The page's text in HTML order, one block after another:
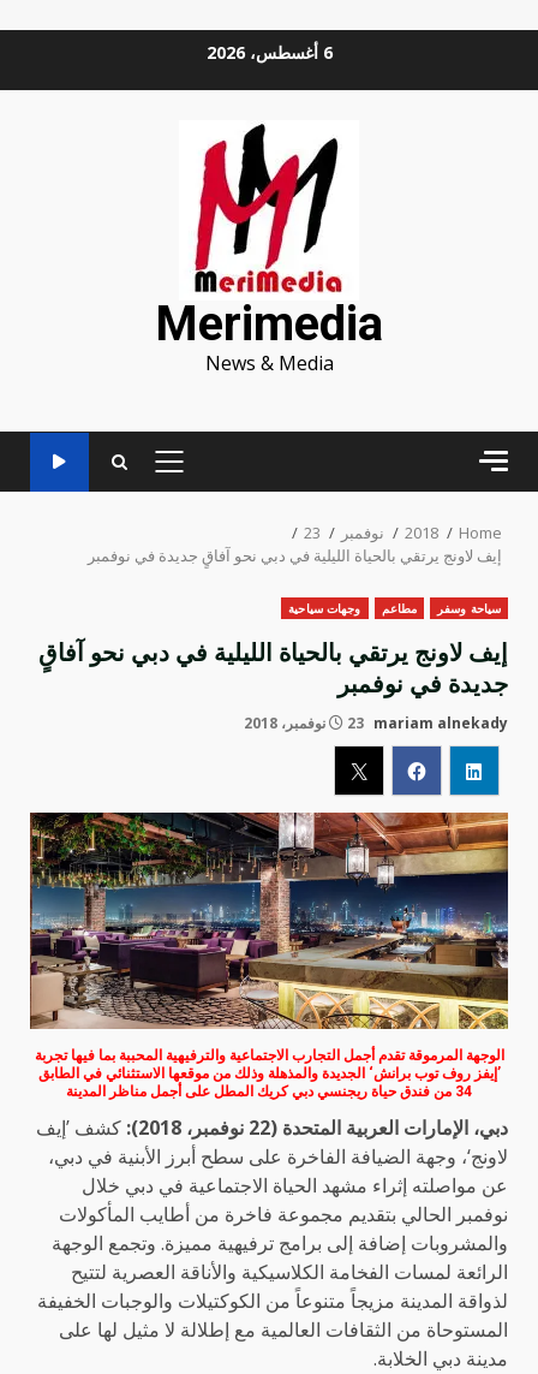
6 أغسطس، 2026
Merimedia
News & Media
PRIMARY
Home
2018 نوفمبر
23
إيف لاونج يرتقي بالحياة الليلية في دبي نحو آفاقٍ جديدة في نوفمبر
سياحة وسفر مطاعم وجهات سياحية
إيف لاونج يرتقي بالحياة الليلية في دبي نحو آفاقٍ
جديدة في نوفمبر
mariam alnekady 23 نوفمبر، 2018
الوجهة المرموقة تقدم أجمل التجارب الاجتماعية والترفيهية المحببة بما فيها تجربة
’إيفز روف توب برانش‘ الجديدة والمذهلة وذلك من موقعها الاستثنائي في الطابق
34 من فندق حياة ريجنسي دبي كريك المطل على أجمل مناظر المدينة
دبي، الإمارات العربية المتحدة (22 نوفمبر، 2018):
كشف ’إيف
لاونج‘، وجهة الضيافة الفاخرة على سطح أبرز الأبنية في دبي،
عن مواصلته إثراء مشهد الحياة الاجتماعية في دبي خلال
نوفمبر الحالي بتقديم مجموعة فاخرة من أطايب المأكولات
والمشروبات إضافة إلى برامج ترفيهية مميزة. وتجمع الوجهة
الرائعة لمسات الفخامة الكلاسيكية والأناقة العصرية لتتيح
لذواقة المدينة مزيجاً متنوعاً من الكوكتيلات والوجبات الخفيفة
المستوحاة من الثقافات العالمية مع إطلالة لا مثيل لها على
مدينة دبي الخلابة.